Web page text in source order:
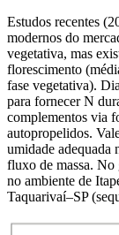
Estudos recentes
modernos do
vegetativa, mas
florescimento
fase vegetativa).
para fornecer N
complementos via
autopropelidos.
umidade adequada
fluxo de massa. No
no ambiente de
Taquarivaí–SP